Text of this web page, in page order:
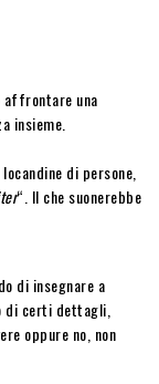
affrontare una
insieme.
di persone,
“. Il che suonerebbe
di insegnare a
di certi dettagli,
oppure no, non